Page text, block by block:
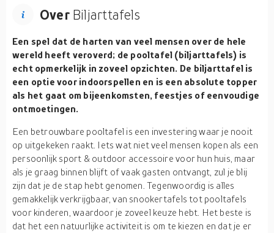
OverBiljarttafels
Een spel dat de harten van veel mensen over de hele
wereld heeft veroverd; de pooltafel (biljarttafels) is
echt opmerkelijk in zoveel opzichten. De biljarttafel is
een optie voor indoorspellen en is een absolute topper
als het gaat om bijeenkomsten, feestjes of eenvoudige
ontmoetingen.
Een betrouwbare pooltafel is een investering waar je nooit
op uitgekeken raakt. Iets wat niet veel mensen kopen als een
persoonlijk sport & outdoor accessoire voor hun huis, maar
als je graag binnen blijft of vaak gasten ontvangt, zul je blij
zijn dat je de stap hebt genomen. Tegenwoordig is alles
gemakkelijk verkrijgbaar, van snookertafels tot pooltafels
voor kinderen, waardoor je zoveel keuze hebt. Het beste is
dat het een natuurlijke activiteit is om te kiezen en dat je er